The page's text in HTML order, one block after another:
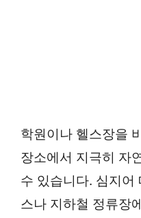
학원이나 헬스장을
장소에서 지극히 자
수 있습니다. 심지어
스나 지하철 정류장